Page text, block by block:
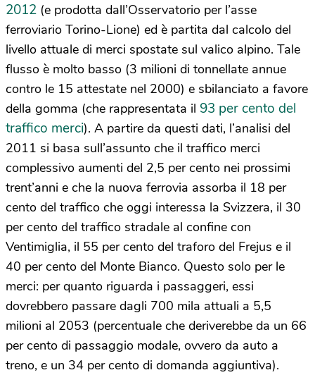
2012 (e prodotta dall’Osservatorio per l’asse
ferroviario Torino-Lione) ed è partita dal calcolo del
livello attuale di merci spostate sul valico alpino. Tale
flusso è molto basso (3 milioni di tonnellate annue
contro le 15 attestate nel 2000) e sbilanciato a favore
della gomma (che rappresentata il 93 per cento del
traffico merci). A partire da questi dati, l’analisi del
2011 si basa sull’assunto che il traffico merci
complessivo aumenti del 2,5 per cento nei prossimi
trent’anni e che la nuova ferrovia assorba il 18 per
cento del traffico che oggi interessa la Svizzera, il 30
per cento del traffico stradale al confine con
Ventimiglia, il 55 per cento del traforo del Frejus e il
40 per cento del Monte Bianco. Questo solo per le
merci: per quanto riguarda i passaggeri, essi
dovrebbero passare dagli 700 mila attuali a 5,5
milioni al 2053 (percentuale che deriverebbe da un 66
per cento di passaggio modale, ovvero da auto a
treno, e un 34 per cento di domanda aggiuntiva).